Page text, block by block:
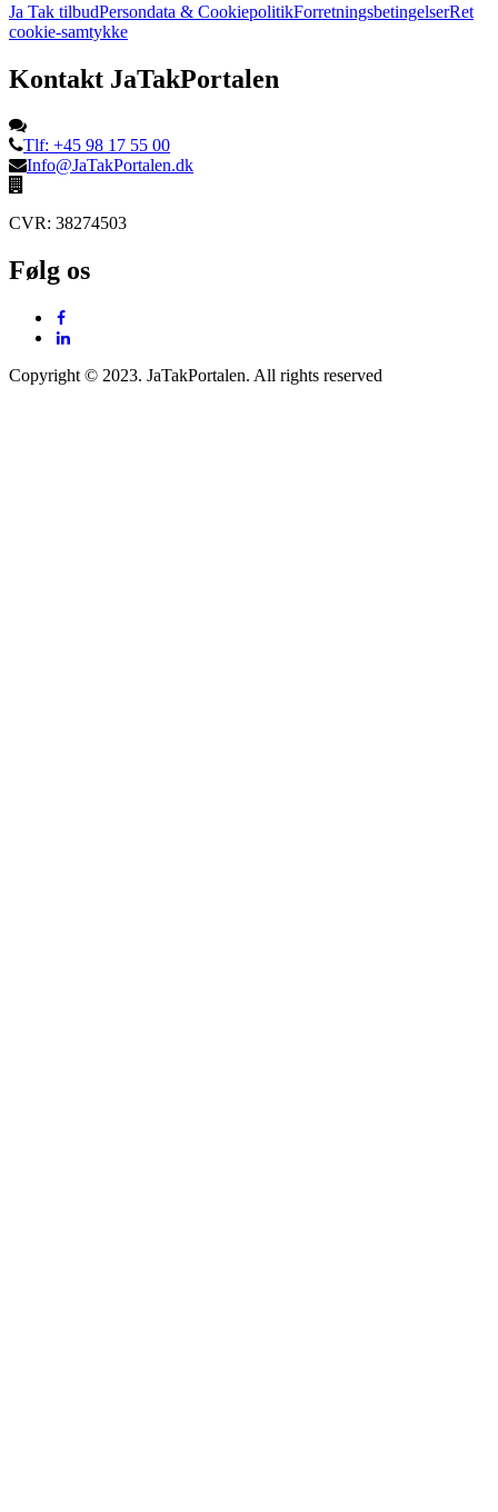
Ja Tak tilbudPersondata & CookiepolitikForretningsbetingelserRet
cookie-samtykke
Kontakt JaTakPortalen
Tlf: +45 98 17 55 00
Info@JaTakPortalen.dk
CVR: 38274503
Følg os
Copyright © 2023. JaTakPortalen. All rights reserved